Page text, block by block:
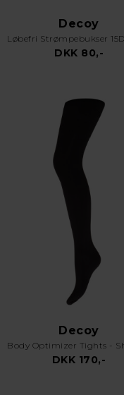
Decoy
DKK 80,-
Decoy
DKK 170,-